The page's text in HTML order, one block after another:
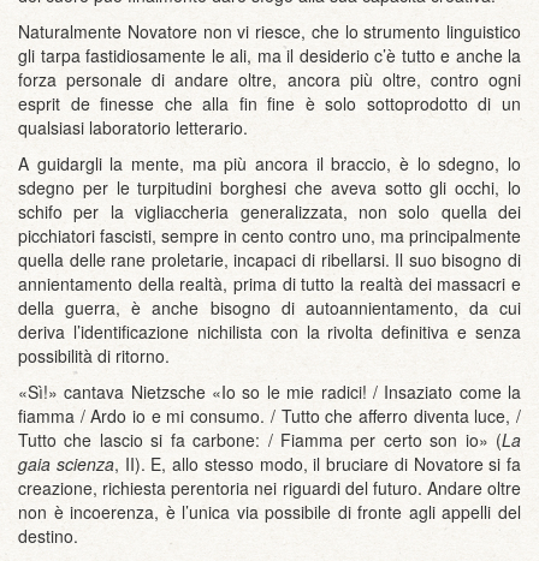
Naturalmente Novatore non vi riesce, che lo strumento linguistico
gli tarpa fastidiosamente le ali, ma il desiderio c’è tutto e anche la
forza personale di andare oltre, ancora più oltre, contro ogni
esprit de finesse che alla fin fine è solo sottoprodotto di un
qualsiasi laboratorio letterario.
A guidargli la mente, ma più ancora il braccio, è lo sdegno, lo
sdegno per le turpitudini borghesi che aveva sotto gli occhi, lo
schifo per la vigliaccheria generalizzata, non solo quella dei
picchiatori fascisti, sempre in cento contro uno, ma principalmente
quella delle rane proletarie, incapaci di ribellarsi. Il suo bisogno di
annientamento della realtà, prima di tutto la realtà dei massacri e
della guerra, è anche bisogno di autoannientamento, da cui
deriva l’identificazione nichilista con la rivolta definitiva e senza
possibilità di ritorno.
«Sì!» cantava Nietzsche «Io so le mie radici! / Insaziato come la
fiamma / Ardo io e mi consumo. / Tutto che afferro diventa luce, /
Tutto che lascio si fa carbone: / Fiamma per certo son io» (La
gaia scienza, II). E, allo stesso modo, il bruciare di Novatore si fa
creazione, richiesta perentoria nei riguardi del futuro. Andare oltre
non è incoerenza, è l’unica via possibile di fronte agli appelli del
destino.